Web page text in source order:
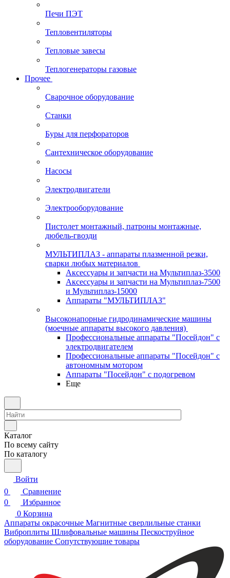
Печи ПЭТ
Тепловентиляторы
Тепловые завесы
Теплогенераторы газовые
Прочее
Сварочное оборудование
Станки
Буры для перфораторов
Сантехническое оборудование
Насосы
Электродвигатели
Электрооборудование
Пистолет монтажный, патроны монтажные,
дюбель-гвозди
МУЛЬТИПЛАЗ - аппараты плазменной резки,
сварки любых материалов
Аксессуары и запчасти на Мультиплаз-3500
Аксессуары и запчасти на Мультиплаз-7500
и Мультиплаз-15000
Аппараты "МУЛЬТИПЛАЗ"
Высоконапорные гидродинамические машины
(моечные аппараты высокого давления)
Профессиональные аппараты "Посейдон" с
электродвигателем
Профессиональные аппараты "Посейдон" с
автономным мотором
Аппараты "Посейдон" с подогревом
Еще
Каталог
По всему сайту
По каталогу
Войти
0
Сравнение
0
Избранное
0 Корзина
Аппараты окрасочные Магнитные сверлильные станки
Виброплиты Шлифовальные машины Пескоструйное
оборудование Сопутствующие товары